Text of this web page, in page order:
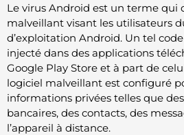
Le virus Android est un terme qui
malveillant visant les utilisateurs
d’exploitation Android. Un tel
injecté dans des applications
Google Play Store et à part de
logiciel malveillant est configuré
informations privées telles que
bancaires, des contacts, des
l’appareil à distance.